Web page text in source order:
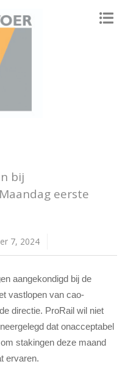
bij
eerste
7, 2024
aangekondigd bij de
vastlopen van cao-
directie. ProRail wil niet
dat onacceptabel
stakingen deze maand
ervaren.